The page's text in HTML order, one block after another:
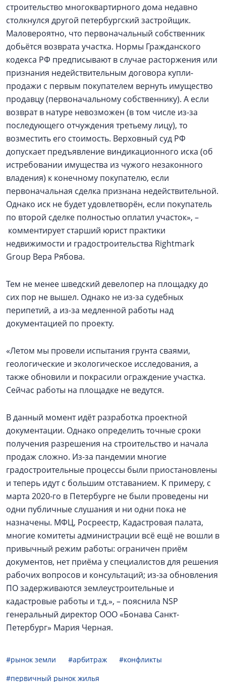
строительство многоквартирного дома недавно
столкнулся другой петербургский застройщик.
Маловероятно, что первоначальный собственник
добьётся возврата участка. Нормы Гражданского
кодекса РФ предписывают в случае расторжения или
признания недействительным договора купли-
продажи с первым покупателем вернуть имущество
продавцу (первоначальному собственнику). А если
возврат в натуре невозможен (в том числе из-за
последующего отчуждения третьему лицу), то
возместить его стоимость. Верховный суд РФ
допускает предъявление виндикационного иска (об
истребовании имущества из чужого незаконного
владения) к конечному покупателю, если
первоначальная сделка признана недействительной.
Однако иск не будет удовлетворён, если покупатель
по второй сделке полностью оплатил участок», –
комментирует старший юрист практики
недвижимости и градостроительства Rightmark
Group Вера Рябова.
Тем не менее шведский девелопер на площадку до
сих пор не вышел. Однако не из-за судебных
перипетий, а из-за медленной работы над
документацией по проекту.
«Летом мы провели испытания грунта сваями,
геологические и экологическое исследования, а
также обновили и покрасили ограждение участка.
Сейчас работы на площадке не ведутся.
В данный момент идёт разработка проектной
документации. Однако определить точные сроки
получения разрешения на строительство и начала
продаж сложно. Из-за пандемии многие
градостроительные процессы были приостановлены
и теперь идут с большим отставанием. К примеру, с
марта 2020-го в Петербурге не были проведены ни
одни публичные слушания и ни одни пока не
назначены. МФЦ, Росреестр, Кадастровая палата,
многие комитеты администрации всё ещё не вошли в
привычный режим работы: ограничен приём
документов, нет приёма у специалистов для решения
рабочих вопросов и консультаций; из-за обновления
ПО задерживаются землеустроительные и
кадастровые работы и т.д.», – пояснила NSP
генеральный директор ООО «Бонава Санкт-
Петербург» Мария Черная.
#рынок земли #арбитраж
#конфликты
#первичный рынок жилья